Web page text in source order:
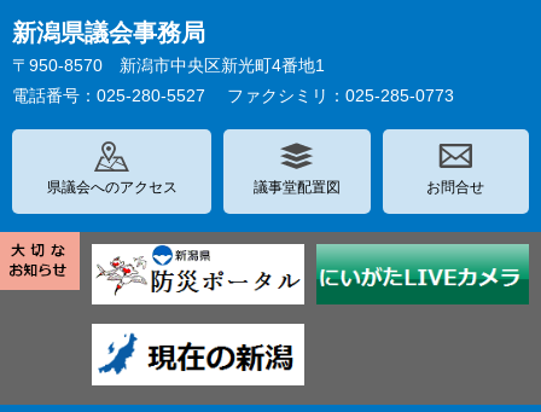
新潟県議会事務局
〒950-8570 新潟市中央区新光町4番地1
電話番号：025-280-5527
ファクシミリ：025-285-0773
県議会へのアクセス 議事堂配置図 お問合せ